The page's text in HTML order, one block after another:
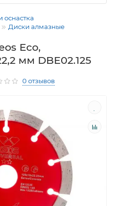
оснастка
Диски алмазные
Eco,
мм DBE02.125
0 отзывов